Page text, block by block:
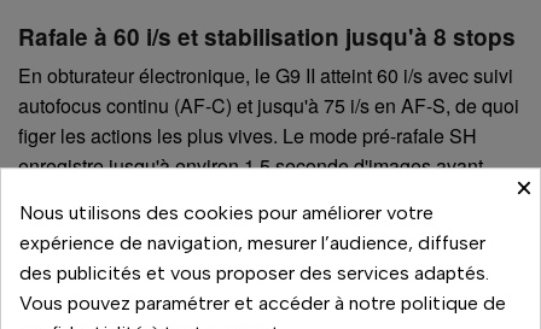
Rafale à 60 i/s et stabilisation jusqu'à 8 stops
En obturateur électronique, le G9 II atteint 60 i/s avec suivi
autofocus continu (AF-C) et jusqu'à 75 i/s en AF-S, de quoi
figer les actions les plus vives. Le mode pré-rafale SH
enregistre jusqu'à environ 1,5 seconde d'images avant
décisif. Côté stabilisation, le capteur stabilisé offre jusqu'à
8,0 stops (B.I.S.) et 7,5 stops en Dual I.S. 2 avec un objectif
compatible. Vous gagnez ainsi en netteté à main levée,
dans la pénombre comme en télé-photo.
×
Nous utilisons des cookies pour améliorer votre
expérience de navigation, mesurer l’audience, diffuser
des publicités et vous proposer des services adaptés.
Vous pouvez paramétrer et accéder à notre politique de